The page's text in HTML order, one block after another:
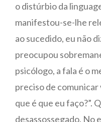
o distúrbio da
manifestou-se-lhe
ao sucedido, eu não
preocupou
psicólogo, a fala é o
preciso de comunicar
que é que eu faço?”.
desassossegado. No